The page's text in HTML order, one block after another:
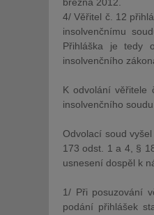
4/ Věřitel č. 12
insolvenčnímu
Přihláška je tedy
insolvenčního
K odvolání věřitele
insolvenčního soudu.
Odvolací soud
173 odst. 1 a 4, §
usnesení dospěl k
1/ Při posuzování
podání přihlášek